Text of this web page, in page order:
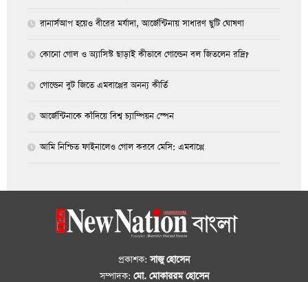
রানার্সআপ হয়েও বীরের মর্যাদা, আর্জেন্টিনায় সাধারণ ছুটি ঘোষণা
কোনো গোল ও অ্যাসিস্ট ছাড়াই কীভাবে গোল্ডেন বল জিতলেন রদ্রি?
গোল্ডেন বুট জিতে এমবাপ্পের অনন্য কীর্তি
আর্জেন্টিনাকে কাঁদিয়ে বিশ্ব চ্যাম্পিয়ন স্পেন
আমি নিশ্চিত ফাইনালেও গোল করবে মেসি: এমবাপ্পে
প্রকাশক:সাজু হোসেন
সম্পাদক: মো. মোকাররম হোসেন